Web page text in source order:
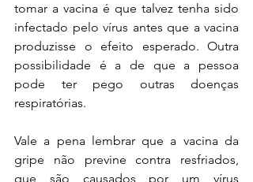
tomar a vacina é que talvez tenha sido
infectado pelo vírus antes que a vacina
produzisse o efeito esperado. Outra
possibilidade é a de que a pessoa
pode ter pego outras doenças
respiratórias.
Vale a pena lembrar que a vacina da
gripe não previne contra resfriados,
que são causados por um vírus